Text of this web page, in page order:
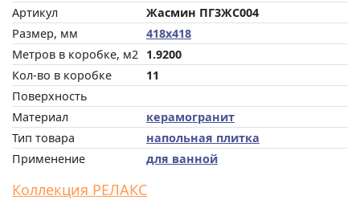
Артикул
Жасмин ПГ3ЖС004
Размер, мм
418x418
Метров в коробке, м2 1.9200
Кол-во в коробке
11
Поверхность
Материал
керамогранит
Тип товара
напольная плитка
Применение
для ванной
Коллекция РЕЛАКС